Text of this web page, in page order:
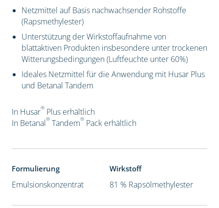
Netzmittel auf Basis nachwachsender Rohstoffe
(Rapsmethylester)
Unterstützung der Wirkstoffaufnahme von
blattaktiven Produkten insbesondere unter trockenen
Witterungsbedingungen (Luftfeuchte unter 60%)
Ideales Netzmittel für die Anwendung mit Husar Plus
und Betanal Tandem
In Husar®Plus erhältlich
In Betanal®Tandem®Pack erhältlich
Formulierung
Emulsionskonzentrat
Wirkstoff
81 % Rapsölmethylester